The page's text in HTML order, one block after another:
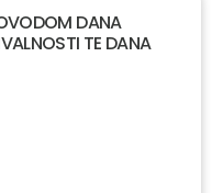
DANA
TE DANA